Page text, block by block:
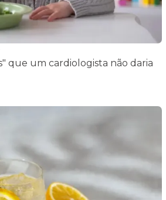
que um cardiologista não daria